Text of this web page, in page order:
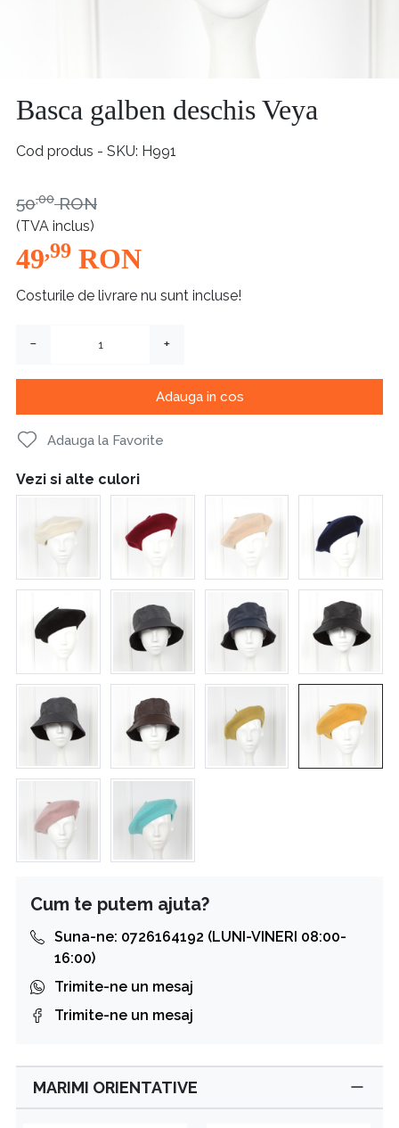
Basca galben deschis Veya
Cod produs - SKU H991
49,99 RON
(TVA inclus)
50,00 RON
Costurile de livrare nu sunt incluse!
− +
Adauga in cos
Adauga la Favorite
Vezi si alte culori
Cum te putem ajuta?
Suna-ne: 0726164192 (LUNI-VINERI 08:00-
16:00)
Trimite-ne un mesaj
Trimite-ne un mesaj
MARIMI ORIENTATIVE